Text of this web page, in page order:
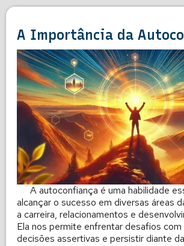
A Importância da
A autoconfiança é uma habilidade
alcançar o sucesso em diversas áreas
a carreira, relacionamentos e
Ela nos permite enfrentar desafios
decisões assertivas e persistir diante